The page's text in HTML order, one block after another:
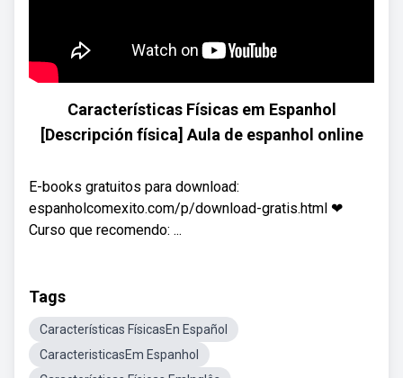
Características Físicas em Espanhol
[Descripción física] Aula de espanhol online
E-books gratuitos para download:
espanholcomexito.com/p/download-gratis.html ❤
Curso que recomendo: ...
Tags
Características FísicasEn Español
CaracteristicasEm Espanhol